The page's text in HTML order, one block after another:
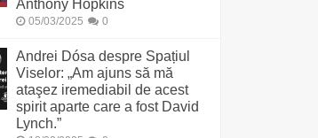
Anthony Hopkins
05/03/2025 0
Andrei Dósa despre Spațiul
Viselor: „Am ajuns să mă
ataşez iremediabil de acest
spirit aparte care a fost David
Lynch.”